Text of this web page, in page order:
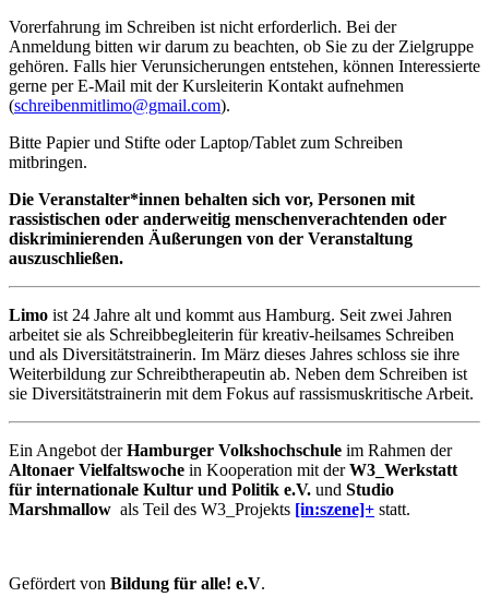
Vorerfahrung im Schreiben ist nicht erforderlich. Bei der
Anmeldung bitten wir darum zu beachten, ob Sie zu der Zielgruppe
gehören. Falls hier Verunsicherungen entstehen, können Interessierte
gerne per E-Mail mit der Kursleiterin Kontakt aufnehmen
(schreibenmitlimo@gmail.com).
Bitte Papier und Stifte oder Laptop/Tablet zum Schreiben
mitbringen.
Die Veranstalter*innen behalten sich vor, Personen mit
rassistischen oder anderweitig menschenverachtenden oder
diskriminierenden Äußerungen von der Veranstaltung
auszuschließen.
Limo ist 24 Jahre alt und kommt aus Hamburg. Seit zwei Jahren
arbeitet sie als Schreibbegleiterin für kreativ-heilsames Schreiben
und als Diversitätstrainerin. Im März dieses Jahres schloss sie ihre
Weiterbildung zur Schreibtherapeutin ab. Neben dem Schreiben ist
sie Diversitätstrainerin mit dem Fokus auf rassismuskritische Arbeit.
Ein Angebot derHamburger Volkshochschule im Rahmen der
Altonaer Vielfaltswoche in Kooperation mit derW3_Werkstatt
für internationale Kultur und Politik e.V. und Studio
Marshmallow als Teil des W3_Projekts [in:szene]+ statt.
Gefördert von Bildung für alle! e.V.